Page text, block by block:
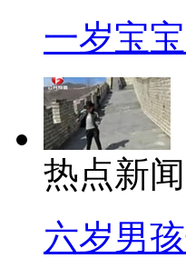
一岁宝
热点新闻
六岁男